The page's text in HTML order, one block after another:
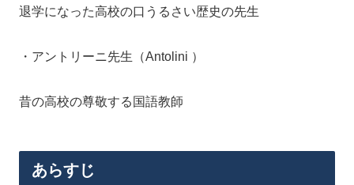
退学になった高校の口うるさい歴史の先生
・アントリーニ先生（Antolini ）
昔の高校の尊敬する国語教師
あらすじ